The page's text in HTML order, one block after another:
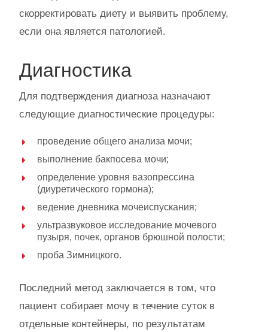
скорректировать диету и выявить проблему,
если она является патологией.
Диагностика
Для подтверждения диагноза назначают
следующие диагностические процедуры:
проведение общего анализа мочи;
выполнение бакпосева мочи;
определение уровня вазопрессина
(диуретического гормона);
ведение дневника мочеиспускания;
ультразвуковое исследование мочевого
пузыря, почек, органов брюшной полости;
проба Зимницкого.
Последний метод заключается в том, что
пациент собирает мочу в течение суток в
отдельные контейнеры, по результатам